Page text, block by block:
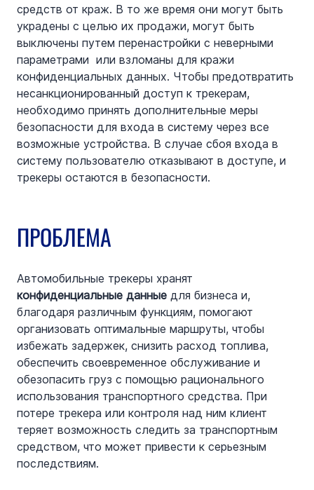
средств от краж. В то же время они могут быть
украдены с целью их продажи, могут быть
выключены путем перенастройки с неверными
параметрами  или взломаны для кражи
конфиденциальных данных. Чтобы предотвратить
несанкционированный доступ к трекерам,
необходимо принять дополнительные меры
безопасности для входа в систему через все
возможные устройства. В случае сбоя входа в
систему пользователю отказывают в доступе, и
трекеры остаются в безопасности.
ПРОБЛЕМА
Автомобильные трекеры хранят
конфиденциальные данные для бизнеса и,
благодаря различным функциям, помогают
организовать оптимальные маршруты, чтобы
избежать задержек, снизить расход топлива,
обеспечить своевременное обслуживание и
обезопасить груз с помощью рационального
использования транспортного средства. При
потере трекера или контроля над ним клиент
теряет возможность следить за транспортным
средством, что может привести к серьезным
последствиям.